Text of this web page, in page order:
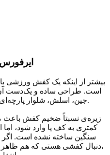
ایرفورس ۱ | کفش ورزشی همه کاره
است. طراحی ساده و یک‌دست آن
جین، اسلش، شلوار پارچه‌ای یا حتی استایل مینیمال ست شود.
زیره‌ی نسبتاً ضخیم کفش باعث
کمتری به کف پا وارد شود،
سنگین ساخته نشده است. اگر
دنبال کفشی هستی که هم ظاهر